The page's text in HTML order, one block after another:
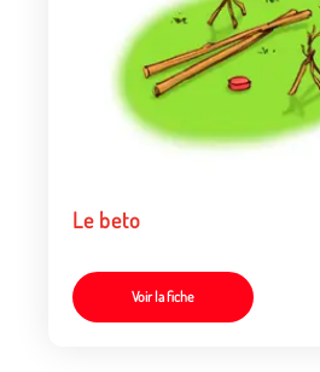
Le beto
Voir la fiche